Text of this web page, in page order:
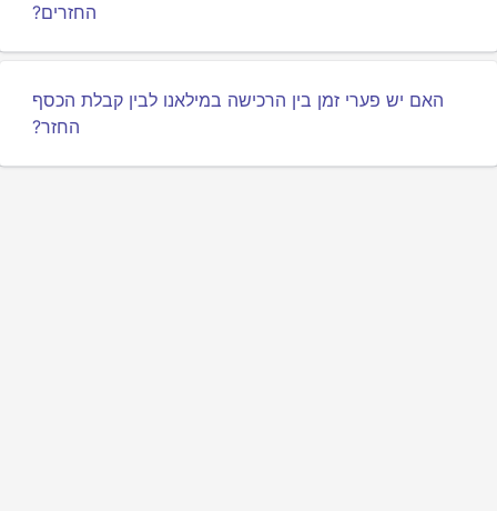
החזרים?
האם יש פערי זמן בין הרכישה במילאנו לבין קבלת הכסף
החזר?